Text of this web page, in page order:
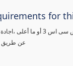
for
تثبيت برنامج أدوبى فلاش سى